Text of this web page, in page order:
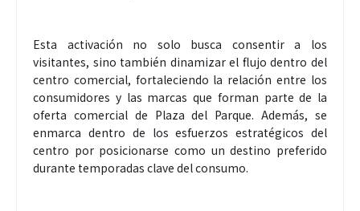
Esta activación no solo busca consentir a los
visitantes, sino también dinamizar el flujo dentro del
centro comercial, fortaleciendo la relación entre los
consumidores y las marcas que forman parte de la
oferta comercial de Plaza del Parque. Además, se
enmarca dentro de los esfuerzos estratégicos del
centro por posicionarse como un destino preferido
durante temporadas clave del consumo.